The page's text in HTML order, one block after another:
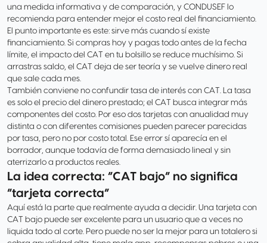
una medida informativa y de comparación, y CONDUSEF lo
recomienda para entender mejor el costo real del financiamiento.
El punto importante es este: sirve más cuando sí existe
financiamiento. Si compras hoy y pagas todo antes de la fecha
límite, el impacto del CAT en tu bolsillo se reduce muchísimo. Si
arrastras saldo, el CAT deja de ser teoría y se vuelve dinero real
que sale cada mes.
También conviene no confundir tasa de interés con CAT. La tasa
es solo el precio del dinero prestado; el CAT busca integrar más
componentes del costo. Por eso dos tarjetas con anualidad muy
distinta o con diferentes comisiones pueden parecer parecidas
por tasa, pero no por costo total. Ese error sí aparecía en el
borrador, aunque todavía de forma demasiado lineal y sin
aterrizarlo a productos reales.
La idea correcta: “CAT bajo” no significa
“tarjeta correcta”
Aquí está la parte que realmente ayuda a decidir. Una tarjeta con
CAT bajo puede ser excelente para un usuario que a veces no
liquida todo al corte. Pero puede no ser la mejor para un totalero si